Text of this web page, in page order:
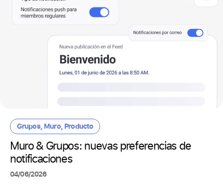
Grupos, Muro, Producto
Muro & Grupos: nuevas preferencias de
notificaciones
04/06/2026